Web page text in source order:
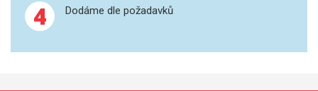
4 Dodáme dle požadavků